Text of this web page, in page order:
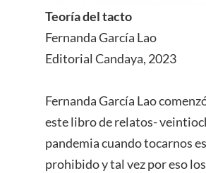
Teoría del tacto
Fernanda García Lao
Editorial Candaya, 2023
Fernanda García Lao
este libro de relatos-
pandemia cuando tocarnos
prohibido y tal vez por eso